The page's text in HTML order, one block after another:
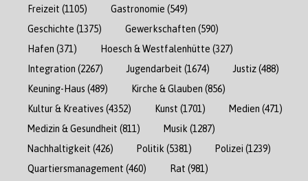
Freizeit (1105) Gastronomie (549)
Geschichte (1375) Gewerkschaften (590)
Hafen (371) Hoesch & Westfalenhütte (327)
Integration (2267) Jugendarbeit (1674) Justiz(488)
Keuning-Haus (489) Kirche & Glauben (856)
Kultur & Kreatives (4352) Kunst (1701) Medien (471)
Medizin & Gesundheit (811) Musik (1287)
Nachhaltigkeit (426) Politik (5381) Polizei (1239)
Quartiersmanagement (460) Rat (981)